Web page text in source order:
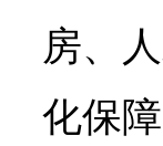
房、
化保